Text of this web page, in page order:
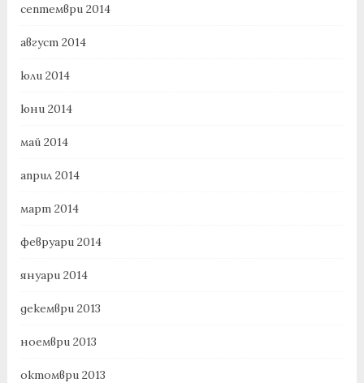
септември 2014
август 2014
юли 2014
юни 2014
май 2014
април 2014
март 2014
февруари 2014
януари 2014
декември 2013
ноември 2013
октомври 2013